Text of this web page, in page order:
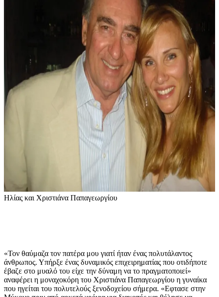
Ηλίας και Χριστιάνα Παπαγεωργίου
«Τον θαύμαζα τον πατέρα μου γιατί ήταν ένας πολυτάλαντος
άνθρωπος. Υπήρξε ένας δυναμικός επιχειρηματίας που οτιδήποτε
έβαζε στο μυαλό του είχε την δύναμη να το πραγματοποιεί»
αναφέρει η μοναχοκόρη του Χριστιάνα Παπαγεωργίου η γυναίκα
που ηγείται του πολυτελούς ξενοδοχείου σήμερα. «Εφτασε στην